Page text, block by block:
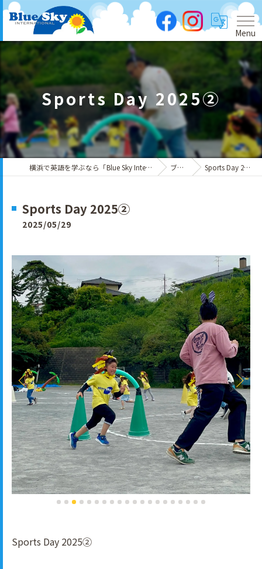
Menu
Sports Day 2025②
横浜で英語を学ぶなら「Blue Sky International」 ブログ Sports Day 2025②
Sports Day 2025②
2025/05/29
Sports Day 2025②